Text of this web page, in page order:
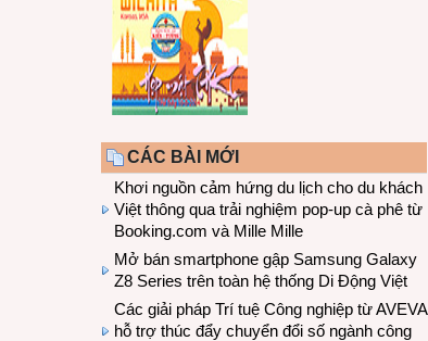
CÁC BÀI MỚI
Khơi nguồn cảm hứng du lịch cho du khách
Việt thông qua trải nghiệm pop-up cà phê từ
Booking.com và Mille Mille
Mở bán smartphone gập Samsung Galaxy
Z8 Series trên toàn hệ thống Di Động Việt
Các giải pháp Trí tuệ Công nghiệp từ AVEVA
hỗ trợ thúc đẩy chuyển đổi số ngành công